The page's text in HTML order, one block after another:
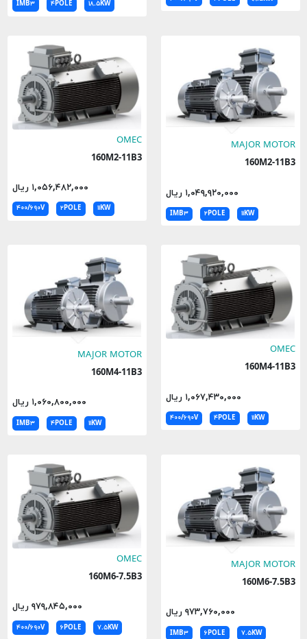
۱۸.۵KW ۴POLE IMB۳
MAJOR MOTOR
160M2-11B3
۱,۰۴۹,۹۲۰,۰۰۰ ریال
۱۱KW ۲POLE IMB۳
OMEC
160M2-11B3
۱,۰۵۶,۴۸۲,۰۰۰ ریال
۱۱KW ۲POLE ۴۰۰/۶۹۰V
OMEC
160M4-11B3
۱,۰۶۷,۴۳۰,۰۰۰ ریال
۱۱KW ۴POLE ۴۰۰/۶۹۰V
MAJOR MOTOR
160M4-11B3
۱,۰۶۰,۸۰۰,۰۰۰ ریال
۱۱KW ۴POLE IMB۳
MAJOR MOTOR
160M6-7.5B3
۹۷۳,۷۶۰,۰۰۰ ریال
۷.۵KW ۶POLE IMB۳
OMEC
160M6-7.5B3
۹۷۹,۸۴۵,۰۰۰ ریال
۷.۵KW ۶POLE ۴۰۰/۶۹۰V